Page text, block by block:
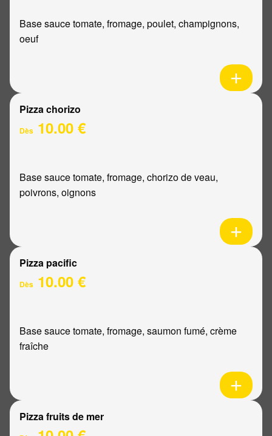
Base sauce tomate, fromage, poulet, champignons,
oeuf
Pizza chorizo
Dès 10.00 €
Base sauce tomate, fromage, chorizo de veau,
poivrons, oignons
Pizza pacific
Dès 10.00 €
Base sauce tomate, fromage, saumon fumé, crème
fraîche
Pizza fruits de mer